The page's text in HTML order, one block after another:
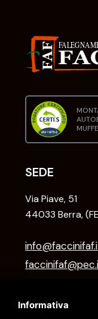
Informativa
MUFFE
SEDE
Via Piave, 51
44033 Berra,